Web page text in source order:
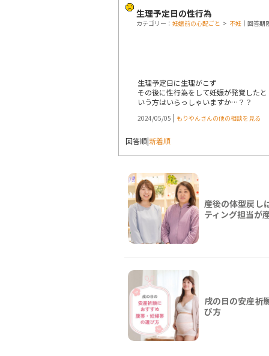
生理予定日の性行為
カテゴリー： 妊娠前の心配ごと > 不妊 ｜回答
生理予定日に生理がこず
その後に性行為をして妊娠が発覚したと
いう方はいらっしゃいますか…？？
2024/05/05 | もりやんさんの他の相談を見る
回答順|新着順
産後の体型戻し
ティング担当が
戌の日の安産祈
び方